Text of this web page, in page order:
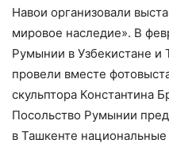
Навои организовали
мировое наследие». В
Румынии в Узбекистане и
провели вместе
скульптора Константина
Посольство Румынии
в Ташкенте